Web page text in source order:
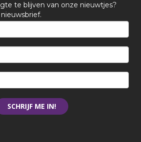
te blijven van onze nieuwtjes?
SCHRIJF ME IN!